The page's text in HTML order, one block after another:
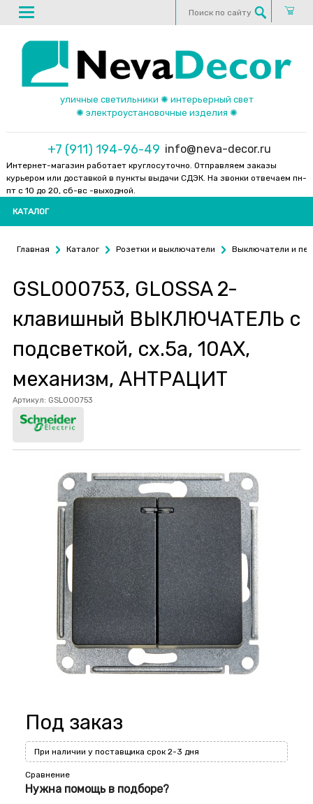
уличные светильники ✺ интерьерный свет
✺ электроустановочные изделия ✺
+7 (911) 194-96-49 info@neva-decor.ru
Интернет-магазин работает круглосуточно. Отправляем заказы
курьером или доставкой в пункты выдачи СДЭК. На звонки отвечаем пн-
пт с 10 до 20, сб-вс -выходной.
КАТАЛОГ
Главная Каталог Розетки и выключатели Выключатели и
GSL000753, GLOSSA 2-
клавишный ВЫКЛЮЧАТЕЛЬ с
подсветкой, сх.5а, 10АХ,
механизм, АНТРАЦИТ
Артикул: GSL000753
Под заказ
При наличии у поставщика срок 2-3 дня
Сравнение
Нужна помощь в подборе?